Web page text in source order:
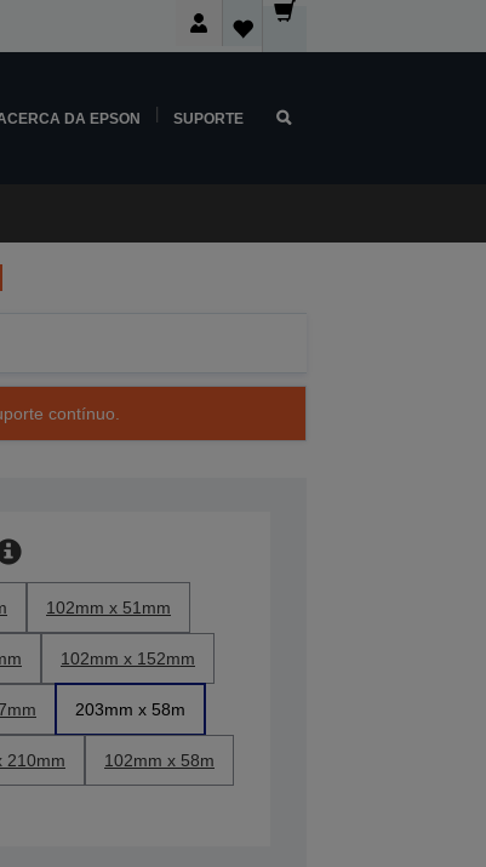
DA EPSON SUPORTE
contínuo.
102mm x 51mm
102mm x 152mm
203mm x 58m
210mm 102mm x 58m